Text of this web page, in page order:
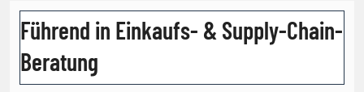
Führend in Einkaufs- & Supply-Chain-
Beratung